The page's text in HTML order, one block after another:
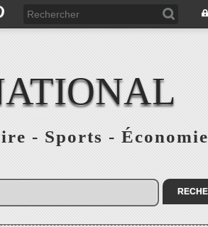
- Sports - Économie